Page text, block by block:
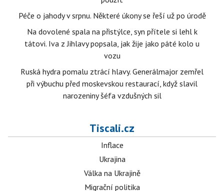
Péče o jahody v srpnu. Některé úkony se řeší už po úrodě
Na dovolené spala na přistýlce, syn přítele si lehl k
tátovi. Iva z Jihlavy popsala, jak žije jako páté kolo u
vozu
Ruská hydra pomalu ztrácí hlavy. Generálmajor zemřel
při výbuchu před moskevskou restaurací, když slavil
narozeniny šéfa vzdušných sil
Tiscali.cz
Inflace
Ukrajina
Válka na Ukrajině
Migrační politika